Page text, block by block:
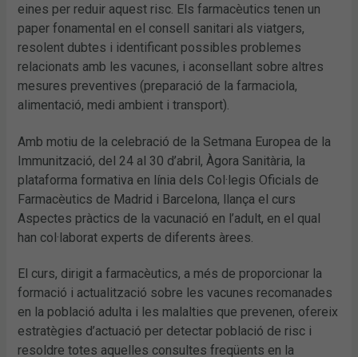
eines per reduir aquest risc. Els farmacèutics tenen un
paper fonamental en el consell sanitari als viatgers,
resolent dubtes i identificant possibles problemes
relacionats amb les vacunes, i aconsellant sobre altres
mesures preventives (preparació de la farmaciola,
alimentació, medi ambient i transport).
Amb motiu de la celebració de la Setmana Europea de la
Immunització, del 24 al 30 d’abril, Àgora Sanitària, la
plataforma formativa en línia dels Col·legis Oficials de
Farmacèutics de Madrid i Barcelona, llança el curs
Aspectes pràctics de la vacunació en l’adult, en el qual
han col·laborat experts de diferents àrees.
El curs, dirigit a farmacèutics, a més de proporcionar la
formació i actualització sobre les vacunes recomanades
en la població adulta i les malalties que prevenen, ofereix
estratègies d’actuació per detectar població de risc i
resoldre totes aquelles consultes freqüents en la